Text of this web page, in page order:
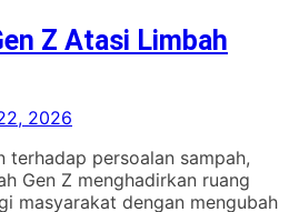
Z Atasi Limbah
2026
terhadap persoalan sampah,
Gen Z menghadirkan ruang
masyarakat dengan mengubah